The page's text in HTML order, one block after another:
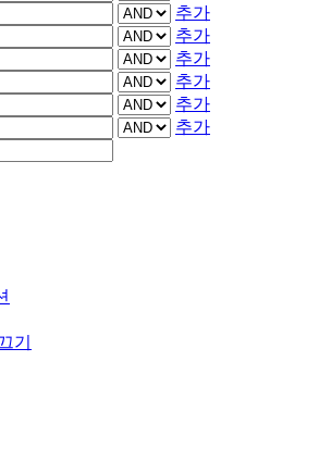
추가
추가
추가
추가
추가
추가
기